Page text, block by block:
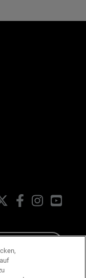
FacebookInstagram